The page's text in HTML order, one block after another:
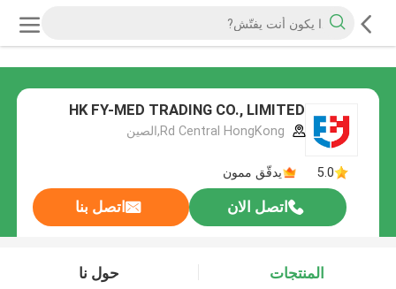
HK FY-MED TRADING CO., LIMITED
5.0 يدقّق ممون
اتصل الان اتصل بنا
المنتجات حول نا